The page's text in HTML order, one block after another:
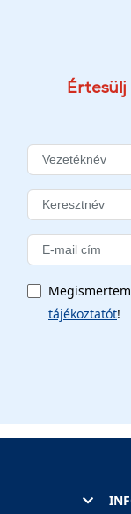
Értesülj
tájékoztatót!